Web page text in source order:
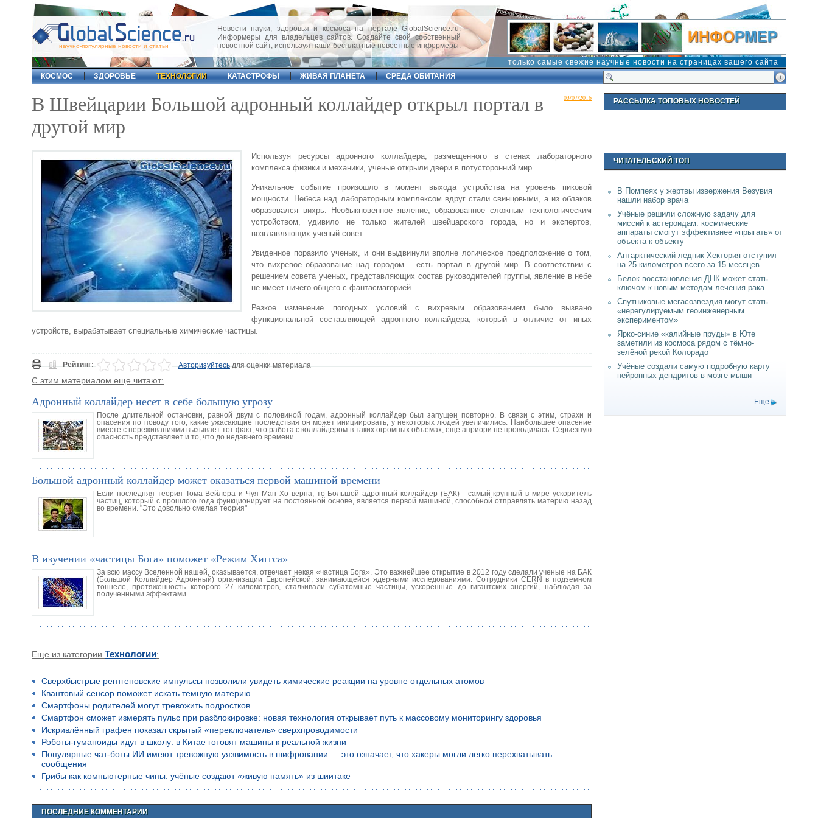
научно-популярные новости и статьи
Новости науки, здоровья и космоса на портале GlobalScience.ru.
Информеры для владельцев сайтов. Создайте свой собственный
новостной сайт, используя наши бесплатные новостные информеры.
только самые свежие научные новости на страницах вашего сайта
КОСМОС
ЗДОРОВЬЕ ТЕХНОЛОГИИ КАТАСТРОФЫ ЖИВАЯ ПЛАНЕТА СРЕДА ОБИТАНИЯ
03/07/2016
В Швейцарии Большой адронный коллайдер открыл портал в
другой мир
Используя ресурсы адронного коллайдера, размещенного в стенах лабораторного
комплекса физики и механики, ученые открыли двери в потусторонний мир.
Уникальное событие произошло в момент выхода устройства на уровень пиковой
мощности. Небеса над лабораторным комплексом вдруг стали свинцовыми, а из облаков
образовался вихрь. Необыкновенное явление, образованное сложным технологическим
устройством, удивило не только жителей швейцарского города, но и экспертов,
возглавляющих ученый совет.
Увиденное поразило ученых, и они выдвинули вполне логическое предположение о том,
что вихревое образование над городом – есть портал в другой мир. В соответствии с
решением совета ученых, представляющих состав руководителей группы, явление в небе
не имеет ничего общего с фантасмагорией.
Резкое изменение погодных условий с вихревым образованием было вызвано
функциональной составляющей адронного коллайдера, который в отличие от иных
устройств, вырабатывает специальные химические частицы.
Рейтинг: Авторизуйтесьдля оценки материала
С этим материалом еще читают:
Адронный коллайдер несет в себе большую угрозу
После длительной остановки, равной двум с половиной годам, адронный коллайдер был запущен повторно. В связи с этим, страхи и
опасения по поводу того, какие ужасающие последствия он может инициировать, у некоторых людей увеличились. Наибольшее опасение
вместе с переживаниями вызывает тот факт, что работа с коллайдером в таких огромных объемах, еще априори не проводилась. Серьезную
опасность представляет и то, что до недавнего времени
Большой адронный коллайдер может оказаться первой машиной времени
Если последняя теория Тома Вейлера и Чуя Ман Хо верна, то Большой адронный коллайдер (БАК) - самый крупный в мире ускоритель
частиц, который с прошлого года функционирует на постоянной основе, является первой машиной, способной отправлять материю назад
во времени. "Это довольно смелая теория"
В изучении «частицы Бога» поможет «Режим Хиггса»
За всю массу Вселенной нашей, оказывается, отвечает некая «частица Бога». Это важнейшее открытие в 2012 году сделали ученые на БАК
(Большой Коллайдер Адронный) организации Европейской, занимающейся ядерными исследованиями. Сотрудники CERN в подземном
тоннеле, протяженность которого 27 километров, сталкивали субатомные частицы, ускоренные до гигантских энергий, наблюдая за
полученными эффектами.
Еще из категории Технологии:
Сверхбыстрые рентгеновские импульсы позволили увидеть химические реакции на уровне отдельных атомов
Квантовый сенсор поможет искать темную материю
Смартфоны родителей могут тревожить подростков
Смартфон сможет измерять пульс при разблокировке: новая технология открывает путь к массовому мониторингу здоровья
Искривлённый графен показал скрытый «переключатель» сверхпроводимости
Роботы-гуманоиды идут в школу: в Китае готовят машины к реальной жизни
Популярные чат-боты ИИ имеют тревожную уязвимость в шифровании — это означает, что хакеры могли легко перехватывать
сообщения
Грибы как компьютерные чипы: учёные создают «живую память» из шиитаке
ПОСЛЕДНИЕ КОММЕНТАРИИ
РАССЫЛКА ТОПОВЫХ НОВОСТЕЙ
ЧИТАТЕЛЬСКИЙ ТОП
В Помпеях у жертвы извержения Везувия
нашли набор врача
Учёные решили сложную задачу для
миссий к астероидам: космические
аппараты смогут эффективнее «прыгать» от
объекта к объекту
Антарктический ледник Хектория отступил
на 25 километров всего за 15 месяцев
Белок восстановления ДНК может стать
ключом к новым методам лечения рака
Спутниковые мегасозвездия могут стать
«нерегулируемым геоинженерным
экспериментом»
Ярко-синие «калийные пруды» в Юте
заметили из космоса рядом с тёмно-
зелёной рекой Колорадо
Учёные создали самую подробную карту
нейронных дендритов в мозге мыши
Еще